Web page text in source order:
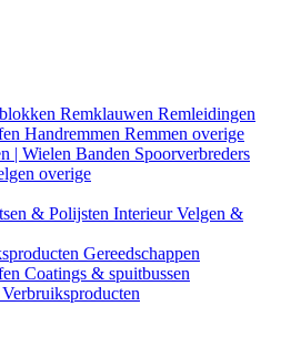
Remklauwen Remleidingen
Handremmen Remmen overige
| Wielen Banden Spoorverbreders
overige
& Polijsten InterieurVelgen &
Gereedschappen
Coatings & spuitbussen